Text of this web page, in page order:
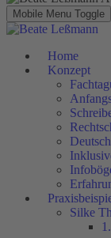
Mobile Menu Toggle
Home
Konzept
Silke